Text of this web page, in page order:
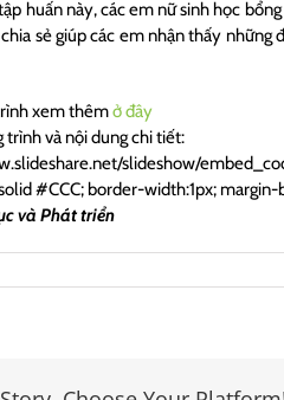
huấn này, các em nữ sinh học
sẻ giúp các em nhận thấy
xem thêmở đây
và nội dung chi tiết:
slideshow/
#CCC; border-width:1px;
và Phát triển